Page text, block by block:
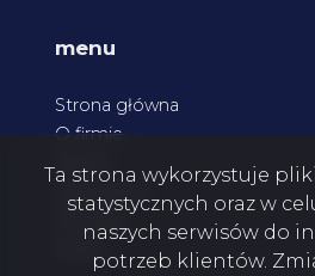
menu
Strona główna
O firmie
Kontakt
Ta strona wykorzystuje
statystycznych oraz w
naszych serwisów do
potrzeb klientów.